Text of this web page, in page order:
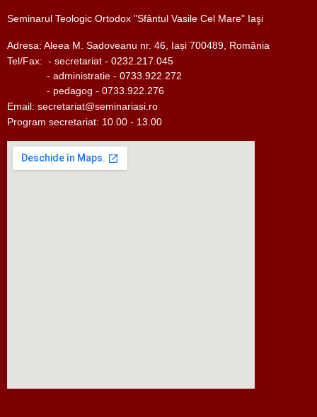
Seminarul Teologic Ortodox "Sfântul Vasile Cel Mare" Iaşi
Adresa: Aleea M. Sadoveanu nr. 46, Iași 700489, România
Tel/Fax: - secretariat - 0232.217.045
- administratie - 0733.922.272
- pedagog - 0733.922.276
Email: secretariat@seminariasi.ro
Program secretariat: 10.00 - 13.00